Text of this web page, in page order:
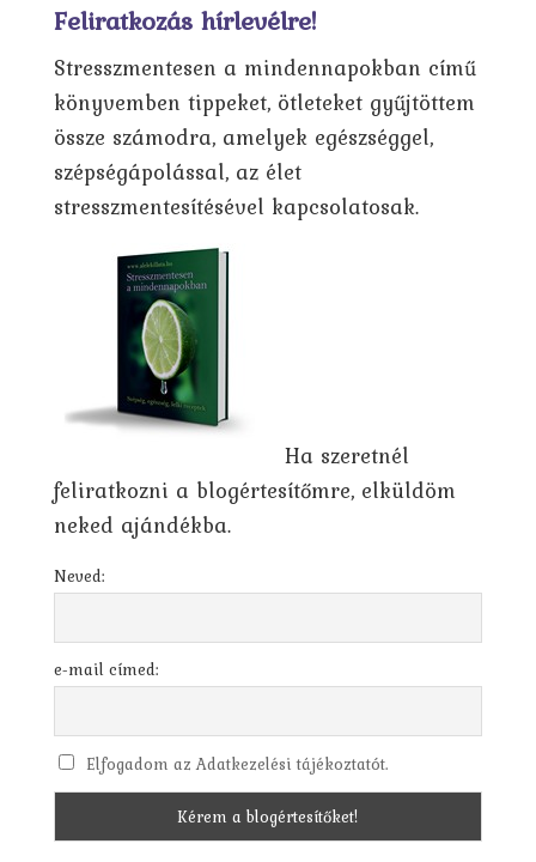
Feliratkozás hírlevélre!
Stresszmentesen a mindennapokban című
könyvemben tippeket, ötleteket gyűjtöttem
össze számodra, amelyek egészséggel,
szépségápolással, az élet
stresszmentesítésével kapcsolatosak.
Ha szeretnél
feliratkozni a blogértesítőmre, elküldöm
neked ajándékba.
Neved:
e-mail címed:
Elfogadom az Adatkezelési tájékoztatót.